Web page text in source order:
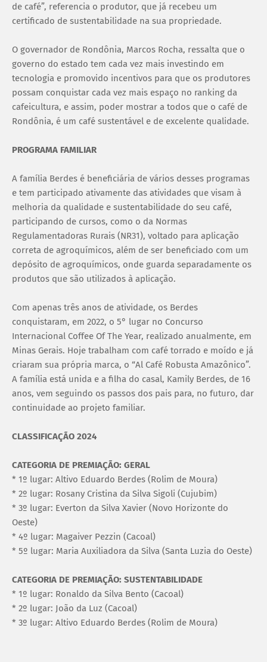
de café”, referencia o produtor, que já recebeu um
certificado de sustentabilidade na sua propriedade.
O governador de Rondônia, Marcos Rocha, ressalta que o
governo do estado tem cada vez mais investindo em
tecnologia e promovido incentivos para que os produtores
possam conquistar cada vez mais espaço no ranking da
cafeicultura, e assim, poder mostrar a todos que o café de
Rondônia, é um café sustentável e de excelente qualidade.
PROGRAMA FAMILIAR
A família Berdes é beneficiária de vários desses programas
e tem participado ativamente das atividades que visam à
melhoria da qualidade e sustentabilidade do seu café,
participando de cursos, como o da Normas
Regulamentadoras Rurais (NR31), voltado para aplicação
correta de agroquímicos, além de ser beneficiado com um
depósito de agroquímicos, onde guarda separadamente os
produtos que são utilizados à aplicação.
Com apenas três anos de atividade, os Berdes
conquistaram, em 2022, o 5° lugar no Concurso
Internacional Coffee Of The Year, realizado anualmente, em
Minas Gerais. Hoje trabalham com café torrado e moído e já
criaram sua própria marca, o “Al Café Robusta Amazônico”.
A família está unida e a filha do casal, Kamily Berdes, de 16
anos, vem seguindo os passos dos pais para, no futuro, dar
continuidade ao projeto familiar.
CLASSIFICAÇÃO 2024
CATEGORIA DE PREMIAÇÃO: GERAL
* 1º lugar: Altivo Eduardo Berdes (Rolim de Moura)
* 2º lugar: Rosany Cristina da Silva Sigoli (Cujubim)
* 3º lugar: Everton da Silva Xavier (Novo Horizonte do
Oeste)
* 4º lugar: Magaiver Pezzin (Cacoal)
* 5º lugar: Maria Auxiliadora da Silva (Santa Luzia do Oeste)
CATEGORIA DE PREMIAÇÃO: SUSTENTABILIDADE
* 1º lugar: Ronaldo da Silva Bento (Cacoal)
* 2º lugar: João da Luz (Cacoal)
* 3º lugar: Altivo Eduardo Berdes (Rolim de Moura)